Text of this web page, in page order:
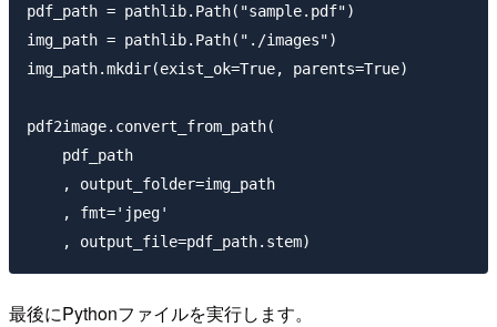
pdf_path = pathlib.Path("sample.pdf")
img_path = pathlib.Path("./images")
img_path.mkdir(exist_ok=True, parents=True)
pdf2image.convert_from_path(
    pdf_path
    , output_folder=img_path
    , fmt='jpeg'
最後にPythonファイルを実行します。